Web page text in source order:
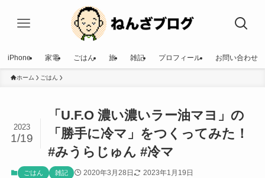
iPhone 家電 ごはん 旅 雑記 プロフィール お問い合わせ
ホーム ごはん
「U.F.O 濃い濃いラー油マヨ」の
「勝手に冷マ」をつくってみた！
#みうらじゅん #冷マ
2023
1/19
ごはん 雑記 2020年3月28日 2023年1月19日